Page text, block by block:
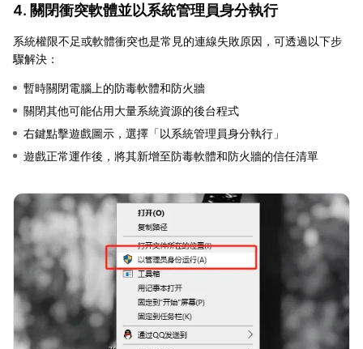
4. 關閉衝突軟體並以系統管理員身分執行
系統權限不足或軟體衝突也是常見的連線失敗原因，可透過以下步
驟解決：
暫時關閉電腦上的防毒軟體和防火牆
關閉其他可能佔用大量系統資源的後台程式
右鍵點擊遊戲圖示，選擇「以系統管理員身分執行」
遊戲正常運作後，將其新增至防毒軟體和防火牆的信任清單